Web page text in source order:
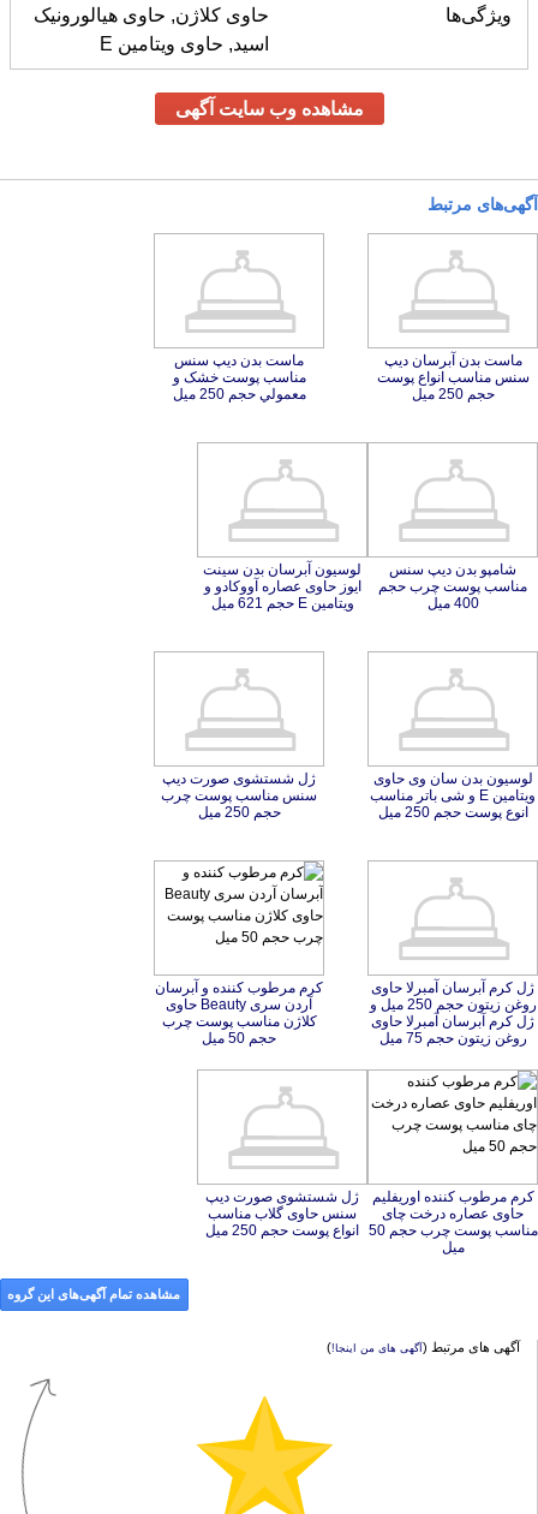
ویژگی‌ها
حاوی کلاژن, حاوی هیالورونیک
اسید, حاوی ویتامین E
مشاهده وب سایت آگهی
آگهی‌های مرتبط
ماست بدن آبرسان دیپ
سنس مناسب انواع پوست
حجم 250 میل
ماست بدن دیپ سنس
مناسب پوست خشک و
معمولي حجم 250 میل
شامپو بدن دیپ سنس
مناسب پوست چرب حجم
400 میل
لوسیون آبرسان بدن سینت
ایوز حاوی عصاره آووکادو و
ویتامین E حجم 621 میل
لوسیون بدن سان وی حاوی
ویتامین E و شی باتر مناسب
انوع پوست حجم 250 میل
ژل شستشوی صورت دیپ
سنس مناسب پوست چرب
حجم 250 میل
ژل کرم آبرسان آمبرلا حاوی
روغن زیتون حجم 250 میل و
ژل کرم آبرسان آمبرلا حاوی
روغن زیتون حجم 75 میل
کرم مرطوب کننده و آبرسان
آردن سری Beauty حاوی
کلاژن مناسب پوست چرب
حجم 50 میل
کرم مرطوب کننده اوریفلیم
حاوی عصاره درخت چای
مناسب پوست چرب حجم 50
میل
ژل شستشوی صورت دیپ
سنس حاوی گلاب مناسب
انواع پوست حجم 250 میل
مشاهده تمام آگهی‌های این گروه
آگهی های مرتبط (آگهی های من اینجا!)